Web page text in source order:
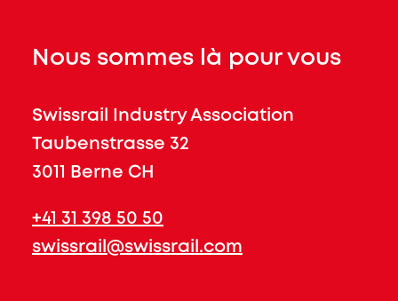
Nous sommes là pour vous
Swissrail Industry Association
Taubenstrasse 32
3011 Berne CH
+41 31 398 50 50
swissrail@swissrail.com